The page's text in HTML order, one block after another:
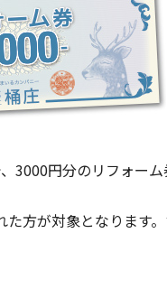
3000円分のリフォーム
方が対象となります